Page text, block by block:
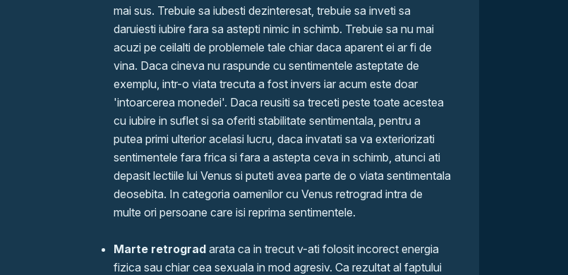
mai sus. Trebuie sa iubesti dezinteresat, trebuie sa inveti sa
daruiesti iubire fara sa astepti nimic in schimb. Trebuie sa nu mai
acuzi pe ceilalti de problemele tale chiar daca aparent ei ar fi de
vina. Daca cineva nu raspunde cu sentimentele asteptate de
exemplu, intr-o viata trecuta a fost invers iar acum este doar
'intoarcerea monedei'. Daca reusiti sa treceti peste toate acestea
cu iubire in suflet si sa oferiti stabilitate sentimentala, pentru a
putea primi ulterior acelasi lucru, daca invatati sa va exteriorizati
sentimentele fara frica si fara a astepta ceva in schimb, atunci ati
depasit lectiile lui Venus si puteti avea parte de o viata sentimentala
deosebita. In categoria oamenilor cu Venus retrograd intra de
multe ori persoane care isi reprima sentimentele.
Marte retrograd arata ca in trecut v-ati folosit incorect energia
fizica sau chiar cea sexuala in mod agresiv. Ca rezultat al faptului